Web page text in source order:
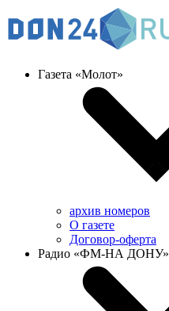
Газета «Молот»
архив номеров
О газете
Договор-оферта
Радио «ФМ-НА ДОНУ»